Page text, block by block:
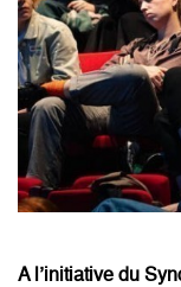
A l’initiative du